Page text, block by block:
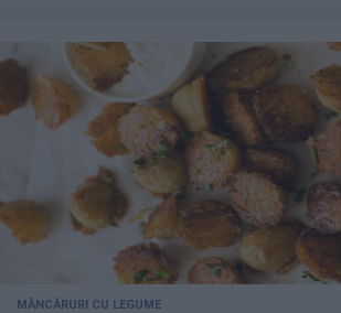
MÂNCĂRURI CU LEGUME